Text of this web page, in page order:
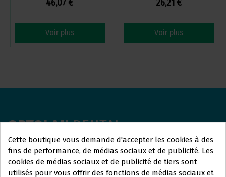
46,07 €
Voir plus
26,21 €
Voir plus
ORTOLANDENTAL
Nous sommes là pour répondre à vos questions et vous
aider avec tout ce dont vous avez besoin. Que vous
Cette boutique vous demande d'accepter les cookies à des
fins de performance, de médias sociaux et de publicité. Les
cookies de médias sociaux et de publicité de tiers sont
utilisés pour vous offrir des fonctions de médias sociaux et